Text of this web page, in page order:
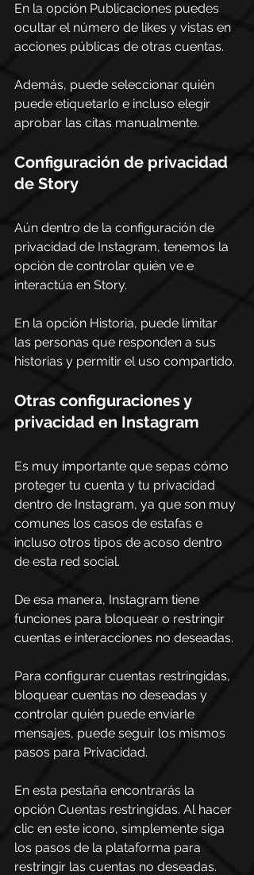
En la opción Publicaciones puedes
ocultar el número de likes y vistas en
acciones públicas de otras cuentas.
Además, puede seleccionar quién
puede etiquetarlo e incluso elegir
aprobar las citas manualmente.
Configuración de privacidad
de Story
Aún dentro de la configuración de
privacidad de Instagram, tenemos la
opción de controlar quién ve e
interactúa en Story.
En la opción Historia, puede limitar
las personas que responden a sus
historias y permitir el uso compartido.
Otras configuraciones y
privacidad en Instagram
Es muy importante que sepas cómo
proteger tu cuenta y tu privacidad
dentro de Instagram, ya que son muy
comunes los casos de estafas e
incluso otros tipos de acoso dentro
de esta red social.
De esa manera, Instagram tiene
funciones para bloquear o restringir
cuentas e interacciones no deseadas.
Para configurar cuentas restringidas,
bloquear cuentas no deseadas y
controlar quién puede enviarle
mensajes, puede seguir los mismos
pasos para Privacidad.
En esta pestaña encontrarás la
opción Cuentas restringidas. Al hacer
clic en este icono, simplemente siga
los pasos de la plataforma para
restringir las cuentas no deseadas.